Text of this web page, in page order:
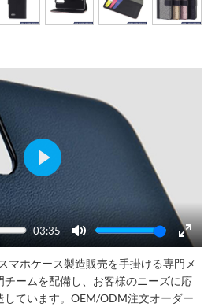
03:35
Mute
Enter
Play
マホケース製造販売を手掛ける専門メ
チームを配備し、お客様のニーズに応
しています。OEM/ODM注文オーダー